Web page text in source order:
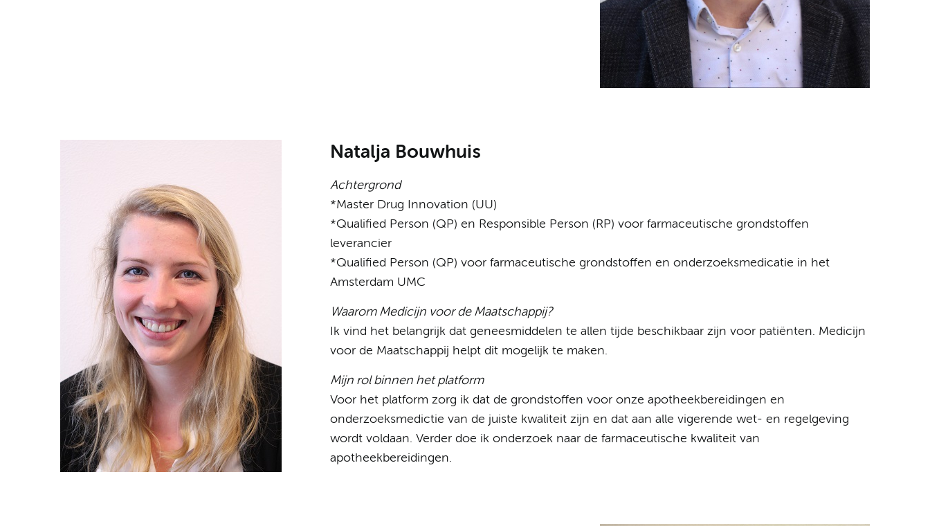
Natalja Bouwhuis
Achtergrond
*Master Drug Innovation (UU)
*Qualified Person (QP) en Responsible Person (RP) voor farmaceutische grondstoffen
leverancier
*Qualified Person (QP) voor farmaceutische grondstoffen en onderzoeksmedicatie in het
Amsterdam UMC
Waarom Medicijn voor de Maatschappij?
Ik vind het belangrijk dat geneesmiddelen te allen tijde beschikbaar zijn voor patiënten. Medicijn
voor de Maatschappij helpt dit mogelijk te maken.
Mijn rol binnen het platform
Voor het platform zorg ik dat de grondstoffen voor onze apotheekbereidingen en
onderzoeksmedictie van de juiste kwaliteit zijn en dat aan alle vigerende wet- en regelgeving
wordt voldaan. Verder doe ik onderzoek naar de farmaceutische kwaliteit van
apotheekbereidingen.